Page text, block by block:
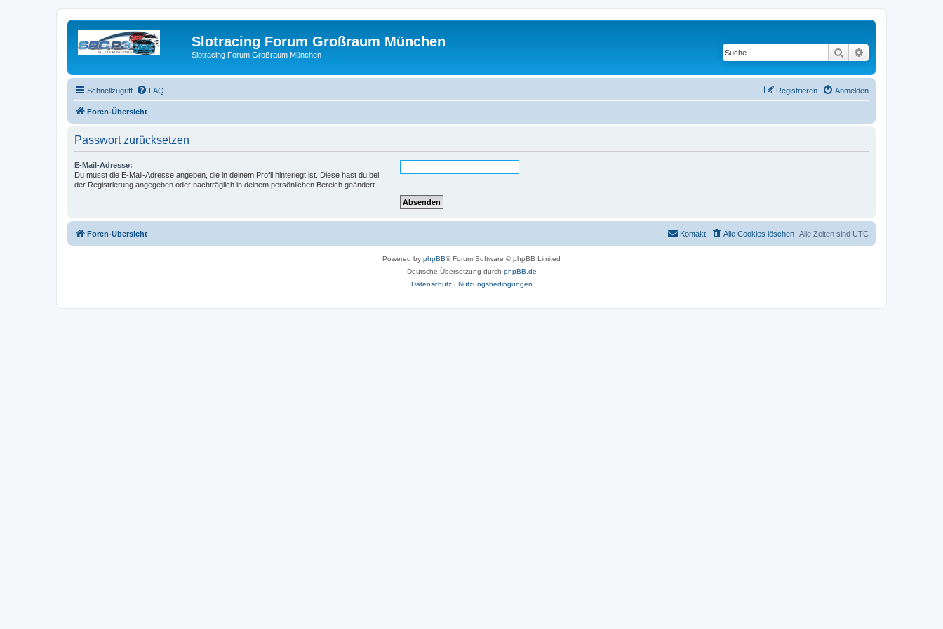
Slotracing Forum Großraum München
Slotracing Forum Großraum München Suche
Schnellzugriff FAQ Anmelden
Registrieren
Foren-Übersicht
Passwort zurücksetzen
E-Mail-Adresse:
Du musst die E-Mail-Adresse angeben, die in deinem Profil hinterlegt ist. Diese hast du bei
der Registrierung angegeben oder nachträglich in deinem persönlichen Bereich geändert.
Foren-Übersicht Alle Zeiten sind UTC
Alle Cookies löschen
Kontakt
Powered by phpBB® Forum Software © phpBB Limited
Deutsche Übersetzung durch phpBB.de
Datenschutz| Nutzungsbedingungen